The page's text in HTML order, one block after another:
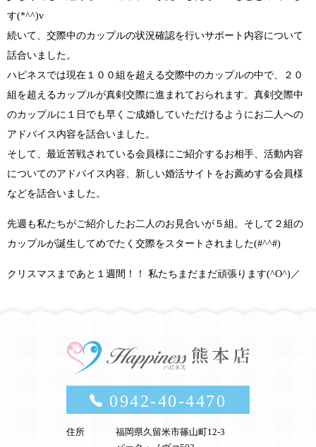
す(*^^)v
続いて、交際中のカップルの状況確認を行いサポート内容について
話合いました。
ハピネスでは現在１００組を超える交際中のカップルの中で、２０
組を超えるカップルが真剣交際に進まれておられます。真剣交際中
のカップルに１日でも早くご成婚していただけるようにお二人への
アドバイス内容を話合いました。
そして、最近苦戦されている会員様にご紹介するお相手、活動内容
についてのアドバイス内容、新しい婚活サイトをお薦めする会員様
などを話合いました。
先週も私たちがご紹介したお二人のお見合いが５組。そして２組の
カップルが誕生してめでたく交際をスタートされました(#^^#)
クリスマスまであと１週間！！ 私たちまだまだ頑張ります(^O^)／
0942-40-4470
住所
福岡県久留米市篠山町12-3